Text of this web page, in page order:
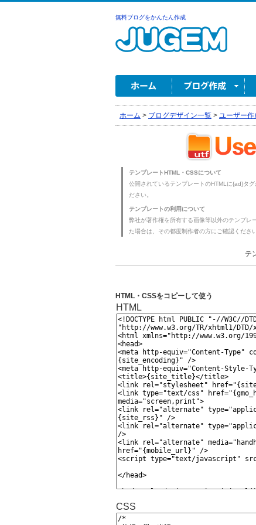
無料ブログをかんたん作成
ホーム > ブログデザイン一覧 > ユーザー作
テンプレートHTML・CSSについて
公開されているテンプレートのHTMLに{ad}タ
ださい。
テンプレートの利用について
弊社が著作権を所有する画像等以外のテンプレ
た場合は、その都度制作者の方にご確認ください
テ
HTML・CSSをコピーして使う
HTML
CSS